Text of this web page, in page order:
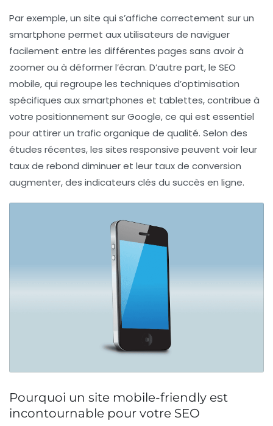
Par exemple, un site qui s’affiche correctement sur un
smartphone permet aux utilisateurs de naviguer
facilement entre les différentes pages sans avoir à
zoomer ou à déformer l’écran. D’autre part, le SEO
mobile, qui regroupe les techniques d’optimisation
spécifiques aux smartphones et tablettes, contribue à
votre positionnement sur Google, ce qui est essentiel
pour attirer un trafic organique de qualité. Selon des
études récentes, les sites responsive peuvent voir leur
taux de rebond diminuer et leur taux de conversion
augmenter, des indicateurs clés du succès en ligne.
Pourquoi un site mobile-friendly est
incontournable pour votre SEO